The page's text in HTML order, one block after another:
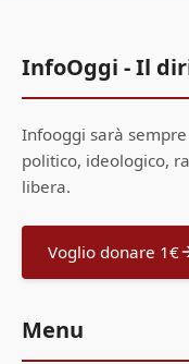
InfoOggi - Il
Infooggi sarà
politico, ideologico,
libera.
Voglio donare 1€
Menu